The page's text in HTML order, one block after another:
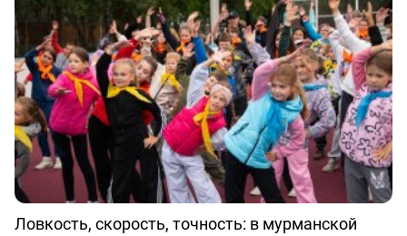
Ловкость, скорость, точность: в мурманской